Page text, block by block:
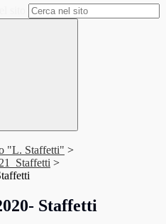
"L. Staffetti" >
>
Staffetti